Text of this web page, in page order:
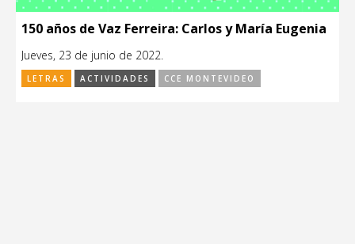
150 años de Vaz Ferreira: Carlos y María Eugenia
Jueves, 23 de junio de 2022.
LETRAS ACTIVIDADES CCE MONTEVIDEO